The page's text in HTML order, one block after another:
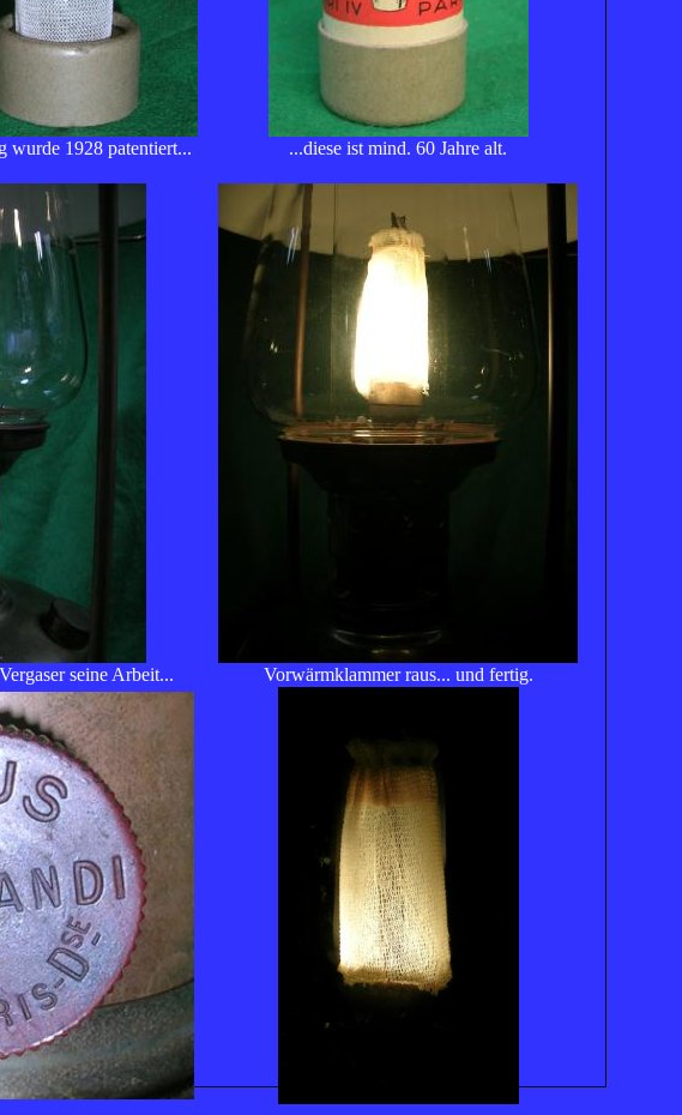
wurde 1928 patentiert... ...diese ist mind. 60 Jahre alt.
seine Arbeit... Vorwärmklammer raus... und fertig.